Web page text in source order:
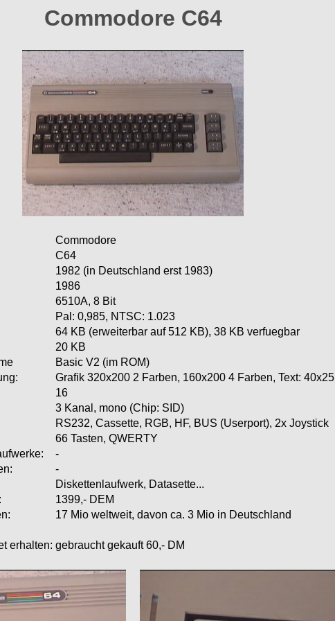
Commodore C64
Commodore
C64
1982 (in Deutschland erst 1983)
1986
6510A, 8 Bit
Pal: 0,985, NTSC: 1.023
64 KB (erweiterbar auf 512 KB), 38 KB verfuegbar
20 KB
Basic V2 (im ROM)
Grafik 320x200 2 Farben, 160x200 4 Farben, Text: 40x25
16
3 Kanal, mono (Chip: SID)
RS232, Cassette, RGB, HF, BUS (Userport), 2x Joystick
66 Tasten, QWERTY
-
-
Diskettenlaufwerk, Datasette...
1399,- DEM
17 Mio weltweit, davon ca. 3 Mio in Deutschland
erhalten: gebraucht gekauft 60,- DM